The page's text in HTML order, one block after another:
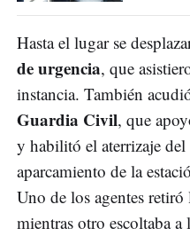
Hasta el lugar se
de urgencia, que
instancia. También
Guardia Civil, que
y habilitó el aterrizaje
aparcamiento de la
Uno de los agentes
mientras otro escoltaba